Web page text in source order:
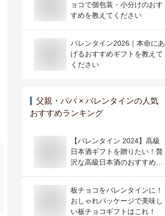
ョコで個包装・小分けのおす
すめを教えてください
バレンタイン2026｜本命にあ
げるおすすめギフトを教えて
ください
父親・パパ × バレンタインの人気
おすすめランキング
【バレンタイン 2024】高級
日本酒ギフトを贈りたい！贅
沢な高級日本酒のおすすめ
板チョコをバレンタインに！
おしゃれパッケージで美味し
い板チョコギフトはこれ！